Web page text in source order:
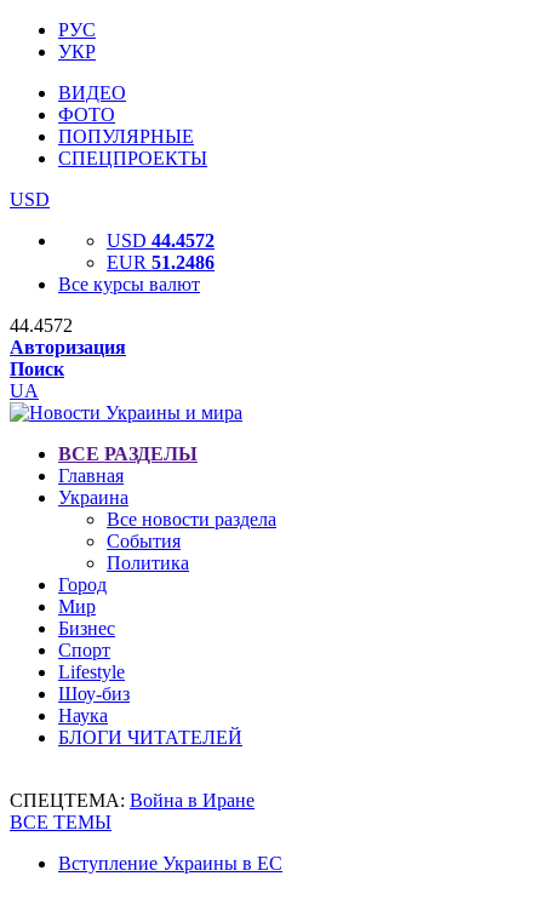
РУС
УКР
ВИДЕО
ФОТО
ПОПУЛЯРНЫЕ
СПЕЦПРОЕКТЫ
USD
USD 44.4572
EUR 51.2486
Все курсы валют
44.4572
Авторизация
Поиск
UA
ВСЕ РАЗДЕЛЫ
Главная
Украина
Все новости раздела
События
Политика
Город
Мир
Бизнес
Спорт
Lifestyle
Шоу-биз
Наука
БЛОГИ ЧИТАТЕЛЕЙ
СПЕЦТЕМА: Война в Иране
ВСЕ ТЕМЫ
Вступление Украины в ЕС